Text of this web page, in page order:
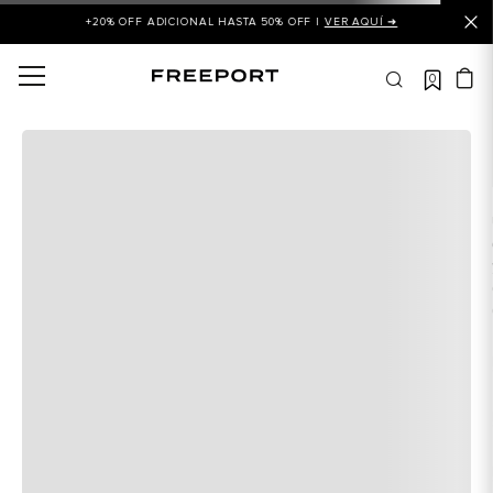
+20% OFF ADICIONAL HASTA 50% OFF | VER AQUÍ ➜
0